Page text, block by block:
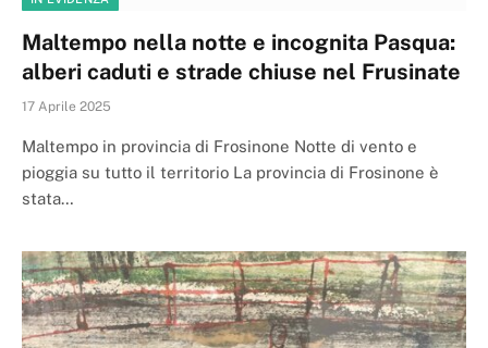
Maltempo nella notte e incognita Pasqua:
alberi caduti e strade chiuse nel Frusinate
17 Aprile 2025
Maltempo in provincia di Frosinone Notte di vento e
pioggia su tutto il territorio La provincia di Frosinone è
stata…